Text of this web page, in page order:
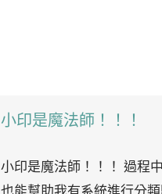
小印是魔法師！！！
小印是魔法師！！！ 過程
也能幫助我有系統進行分